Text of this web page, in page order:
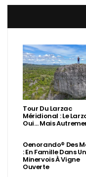
Tour Du Larzac
Méridional : Le
Oui… Mais
Oenorando® Des
: En Famille Dans Un
Minervois À Vigne
Ouverte